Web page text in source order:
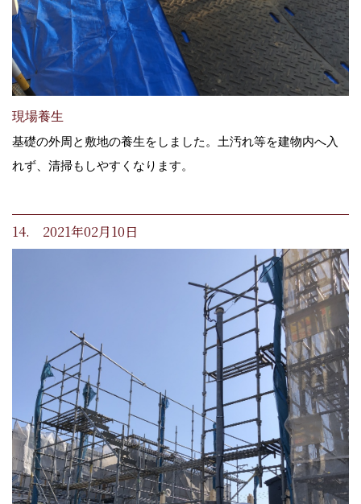
現場養生
基礎の外周と敷地の養生をしました。土汚れ等を建物内へ入
れず、清掃もしやすくなります。
14. 2021年02月10日